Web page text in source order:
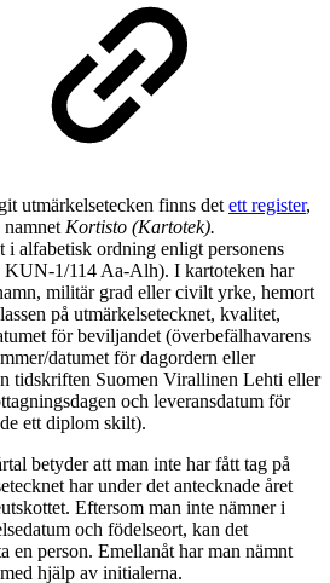
utmärkelsetecken finns det ett register,
Kortisto (Kartotek).
i alfabetisk ordning enligt personens
KUN-1/114 Aa-Alh). I kartoteken har
militär grad eller civilt yrke, hemort
på utmärkelsetecknet, kvalitet,
för beviljandet (överbefälhavarens
datumet för dagordern eller
tidskriften Suomen Virallinen Lehti eller
och leveransdatum för
ett diplom skilt).
betyder att man inte har fått tag på
har under det antecknade året
Eftersom man inte nämner i
och födelseort, kan det
en person. Emellanåt har man nämnt
hjälp av initialerna.